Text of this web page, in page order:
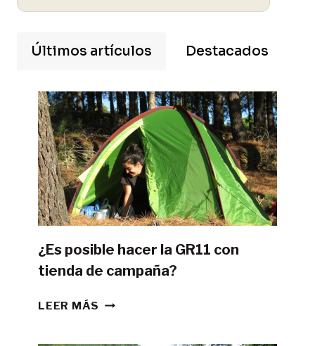
Últimos artículos Destacados
¿Es posible hacer la GR11 con
tienda de campaña?
LEER MÁS ¿ES